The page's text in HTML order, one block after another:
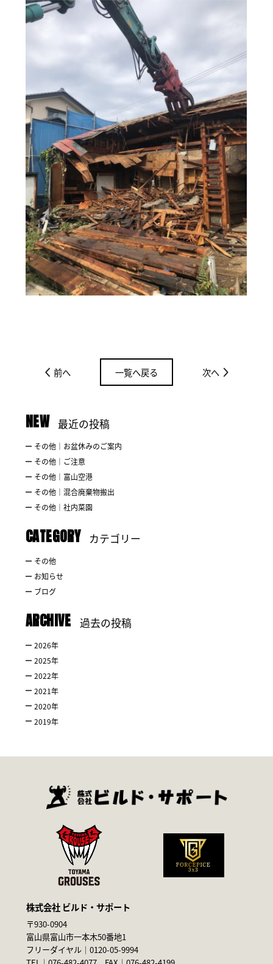
前へ 一覧へ戻る 次へ
NEW 最近の投稿
その他｜お盆休みのご案内
その他｜ご注意
その他｜富山空港
その他｜混合廃棄物搬出
その他｜社内菜園
CATEGORY カテゴリー
その他
お知らせ
ブログ
ARCHIVE 過去の投稿
2026年
2025年
2022年
2021年
2020年
2019年
株式会社 ビルド・サポート
〒930-0904
富山県富山市一本木50番地1
フリーダイヤル｜0120-05-9994